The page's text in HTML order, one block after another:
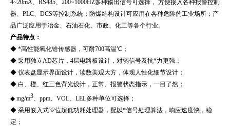
4~20mA、RS485、200~1000HZ多种输出信号可选择， 方便接入各种报警控制
器、PLC、DCS等控制系统；防爆结构设计可应用在各种危险的工业场所；产
品广泛应用于冶金、石油石化、市政、化工等各个行业。
产品特点：
◆ *高性能氧化锆传感器，可耐700高温℃；
◆ 采用独立AD芯片，4层电路板设计，对弱信号及抗*力更强；
◆ 仪表盘显示界面设计，读数美观大方，体现人性化细节设计；
◆ 白、橙、红三色背光设计，正常、报警状态指示，一目了然；
◆ mg/m3 、ppm、VOL、LEL多种单位可选择；
◆ 采用嵌入式32位超低功耗处理器，配以*信号处理算法，响应速度快，稳
定；